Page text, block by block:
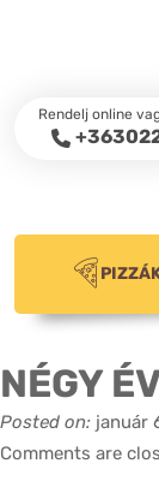
Rendelj online
NÉGY
Posted on: január
Comments are